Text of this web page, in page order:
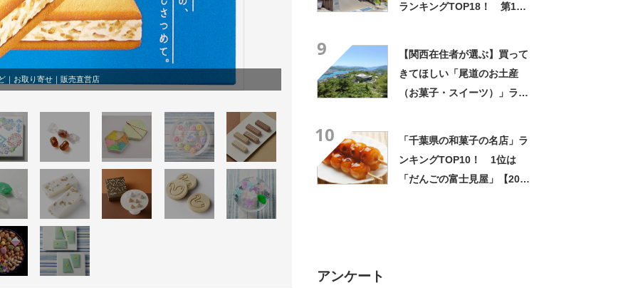
｜お取り寄せ｜販売直営店
ランキングTOP18！ 第1位
9
【関西在住者が選ぶ】買って
きてほしい「尾道のお土産
（お菓子・スイーツ）」ラン
10
「千葉県の和菓子の名店」ラ
ンキングTOP10！ 1位は
「だんごの富士見屋」【2022
アンケート